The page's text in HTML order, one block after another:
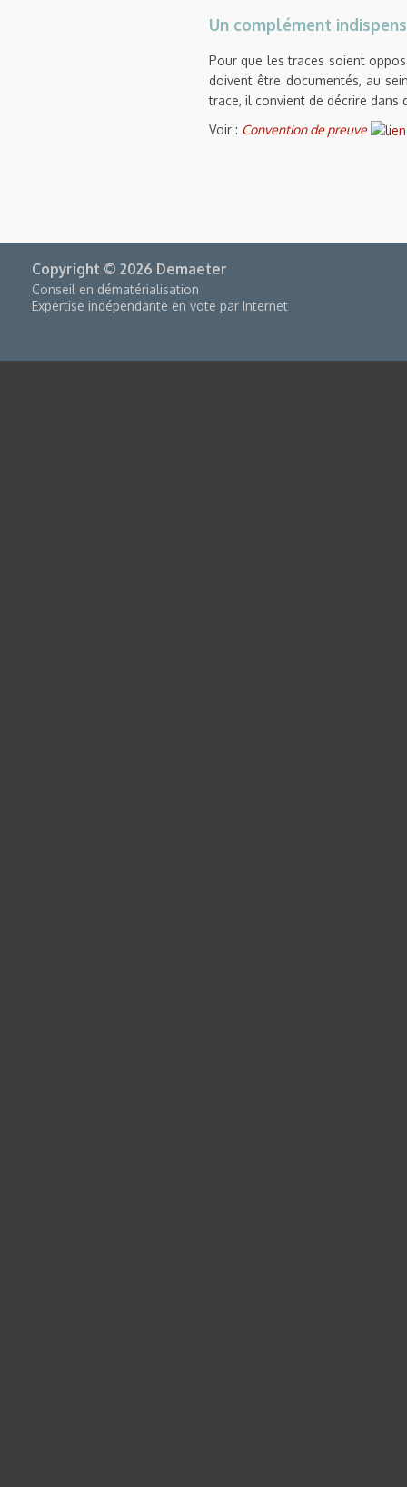
Un complément
Pour que les traces soient
doivent être documentés, au
trace, il convient de décrire dans
Voir : Convention de preuve
Copyright © 2026 Demaeter
Conseil en dématérialisation
Expertise indépendante en vote par Internet